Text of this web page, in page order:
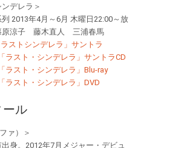
デレラ＞
2013年4月～6月 木曜日22:00～放
涼子 藤木直人 三浦春馬
ラストシンデレラ」サントラ
「ラスト・シンデレラ」サントラCD
「ラスト・シンデレラ」Blu-ray
「ラスト・シンデレラ」DVD
ール
ァ）＞
身。2012年7月メジャー・デビュ